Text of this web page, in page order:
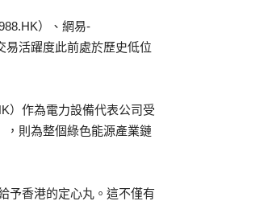
）、網易-
易活躍度此前處於歷史低位
）作為電力設備代表公司受
，則為整個綠色能源產業鏈
予香港的定心丸。這不僅有